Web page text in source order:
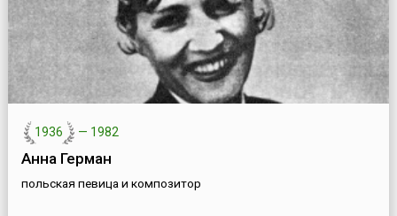
1936 — 1982
Анна Герман
польская певица и композитор